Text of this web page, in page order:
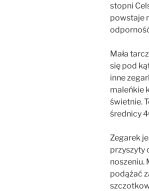
stopni
powstaje
Mała
się pod
inne
maleńkie
świetnie.
średnicy
Zegarek
przyszyty
noszeniu.
podążać